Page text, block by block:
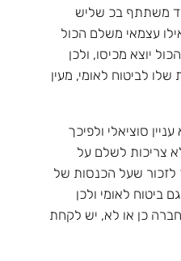
משתתף בכ שליש
עצמאי משלם הכול
יוצא מכיסו, ולכן
שלו לביטוח לאומי, מעין
סוציאלי ולפיכך
צריכות לשלם על
לזכור שעל הכנסות של
ביטוח לאומי ולכן
כן או לא, יש לקחת